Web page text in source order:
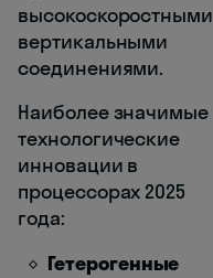
высокоскоростными
вертикальными
соединениями.
Наиболее значимые
технологические
инновации в
процессорах 2025
года:
Гетерогенные